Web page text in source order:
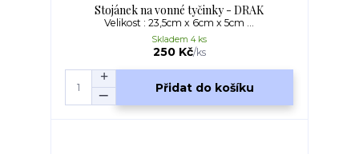
Stojánek na vonné tyčinky - DRAK
Velikost : 23,5cm x 6cm x 5cm ...
250 Kč/ks
Skladem 4 ks
Přidat do košíku